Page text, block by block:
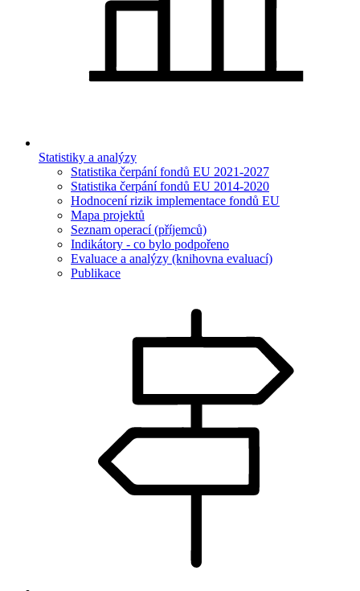
Statistiky a analýzy
Statistika čerpání fondů EU 2021-2027
Statistika čerpání fondů EU 2014-2020
Hodnocení rizik implementace fondů EU
Mapa projektů
Seznam operací (příjemců)
Indikátory - co bylo podpořeno
Evaluace a analýzy (knihovna evaluací)
Publikace